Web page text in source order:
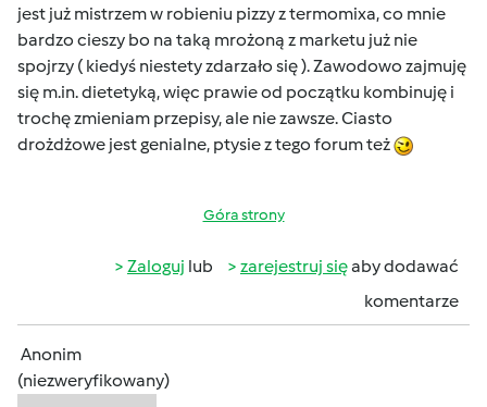
jest już mistrzem w robieniu pizzy z termomixa, co mnie
bardzo cieszy bo na taką mrożoną z marketu już nie
spojrzy ( kiedyś niestety zdarzało się ). Zawodowo zajmuję
się m.in. dietetyką, więc prawie od początku kombinuję i
trochę zmieniam przepisy, ale nie zawsze. Ciasto
drożdżowe jest genialne, ptysie z tego forum też
Góra strony
Zaloguj lub zarejestruj sięaby dodawać
komentarze
Anonim
(niezweryfikowany)